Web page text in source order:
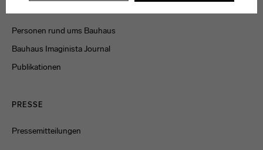
Personen rund ums Bauhaus
Bauhaus Imaginista Journal
Publikationen
PRESSE
Pressemitteilungen